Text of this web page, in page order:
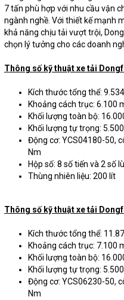
7 tấn phù hợp với nhu cầu vận
ngành nghề. Với thiết kế mạnh
khả năng chịu tải vượt trội,
chọn lý tưởng cho các doanh
Thông số kỹ thuật xe tải
Kích thước tổng thể:
Khoảng cách trục: 6.100
Khối lượng toàn bộ:
Khối lượng tự trọng:
Động cơ: YCS04180-50,
Nm
Hộp số: 8 số tiến và 2 số
Thùng nhiên liệu: 200 lít
Thông số kỹ thuật xe tải
Kích thước tổng thể:
Khoảng cách trục: 7.100
Khối lượng toàn bộ:
Khối lượng tự trọng:
Động cơ: YCS06230-50,
Nm